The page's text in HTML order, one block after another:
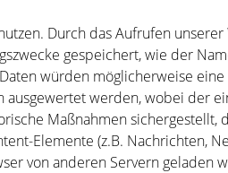
Durch das Aufrufen
gespeichert, wie der
würden möglicherweise
werden, wobei der
Maßnahmen sichergestellt,
Elemente (z.B. Nachrichten,
von anderen Servern geladen